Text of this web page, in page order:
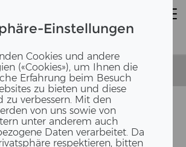
Einstellungen
Cookies und andere
(«Cookies»), um Ihnen die
Erfahrung beim Besuch
zu bieten und diese
zu verbessern. Mit den
von uns sowie von
unter anderem auch
Daten verarbeitet. Da
respektieren, bitten